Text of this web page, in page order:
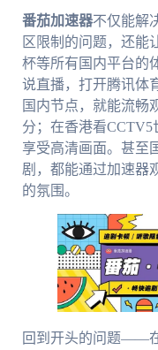
番茄加速器不仅能解
区限制的问题，还能
杯等所有国内平台的
说直播，打开腾讯体
国内节点，就能流畅
分；在香港看CCTV5
享受高清画面。甚至
剧，都能通过加速器
的氛围。
回到开头的问题——